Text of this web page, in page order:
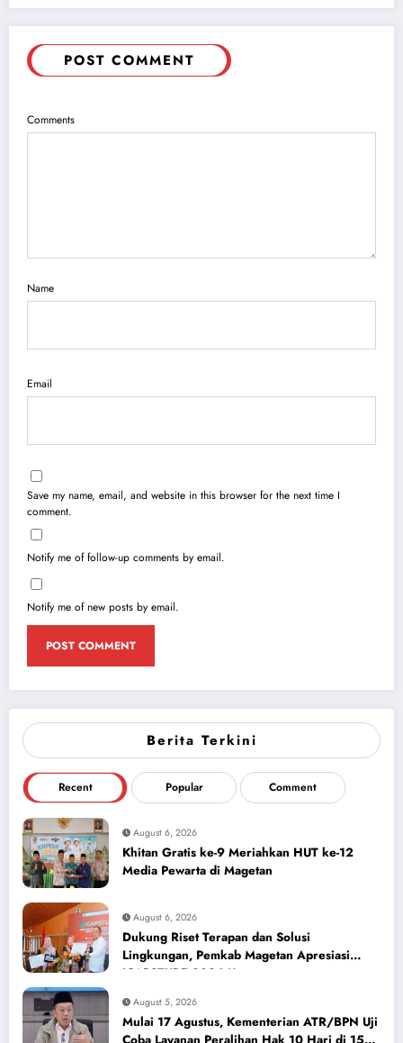
Berita Terkini
Recent Popular Comment
August 6, 2026
Khitan Gratis ke-9 Meriahkan HUT ke-12
Media Pewarta di Magetan
August 6, 2026
Dukung Riset Terapan dan Solusi
Lingkungan, Pemkab Magetan Apresiasi
ICAPSTURE 2026 Unesa
August 5, 2026
Mulai 17 Agustus, Kementerian ATR/BPN Uji
POST COMMENT
Comments
Name
Email
Save my name, email, and website in this browser for the next time I
comment.
Notify me of follow-up comments by email.
Notify me of new posts by email.